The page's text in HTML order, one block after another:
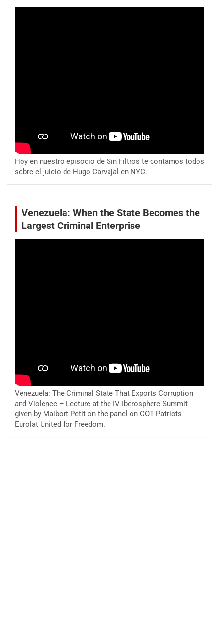
Hoy en nuestro episodio de Sin Filtros te contamos todos
sobre el juicio de Hugo Carvajal en NYC.
Venezuela: When the State Becomes the
Largest Criminal Enterprise
Venezuela: The Criminal State That Exports Corruption
and Violence – Lecture at the IV Iberosphere Summit
given by Maibort Petit on the panel on COT Patriots
Eurolat United for Freedom.